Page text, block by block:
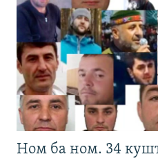
Ном ба ном. 34